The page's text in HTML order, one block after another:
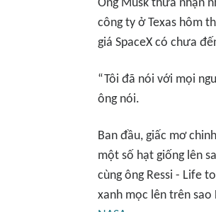
Ông Musk thừa nhận
công ty ở Texas hôm
giá SpaceX có chưa
“Tôi đã nói với mọi
ông nói.
Ban đầu, giấc mơ
một số hạt giống lên
cùng ông Ressi - Life
xanh mọc lên trên